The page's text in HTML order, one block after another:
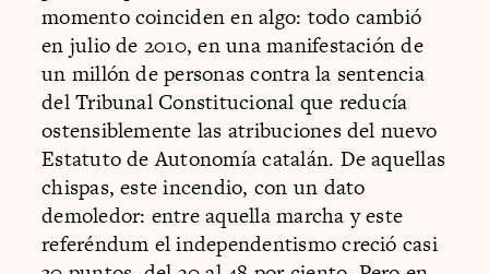
momento coinciden en algo: todo cambió
en julio de 2010, en una manifestación de
un millón de personas contra la sentencia
del Tribunal Constitucional que reducía
ostensiblemente las atribuciones del nuevo
Estatuto de Autonomía catalán. De aquellas
chispas, este incendio, con un dato
demoledor: entre aquella marcha y este
referéndum el independentismo creció casi